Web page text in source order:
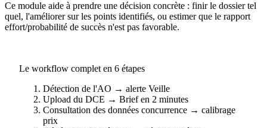
Ce module aide à prendre une décision concrète : finir le dossier tel
quel, l'améliorer sur les points identifiés, ou estimer que le rapport
effort/probabilité de succès n'est pas favorable.
Le workflow complet en 6 étapes
Détection de l'AO → alerte Veille
Upload du DCE → Brief en 2 minutes
Consultation des données concurrence → calibrage
prix